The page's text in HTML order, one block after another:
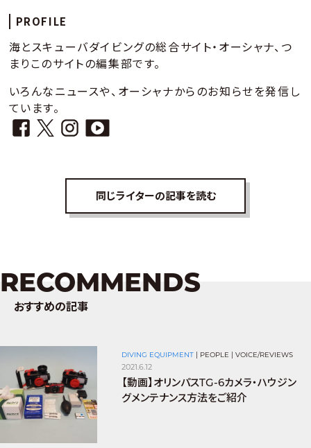
PROFILE
海とスキューバダイビングの総合サイト・オーシャナ、つ
まりこのサイトの編集部です。
いろんなニュースや、オーシャナからのお知らせを発信し
ています。
同じライターの記事を読む
RECOMMENDS
おすすめの記事
DIVING EQUIPMENT | PEOPLE |VOICE/REVIEWS
2021.6.12
【動画】オリンパスTG-6カメラ・ハウジン
グメンテナンス方法をご紹介